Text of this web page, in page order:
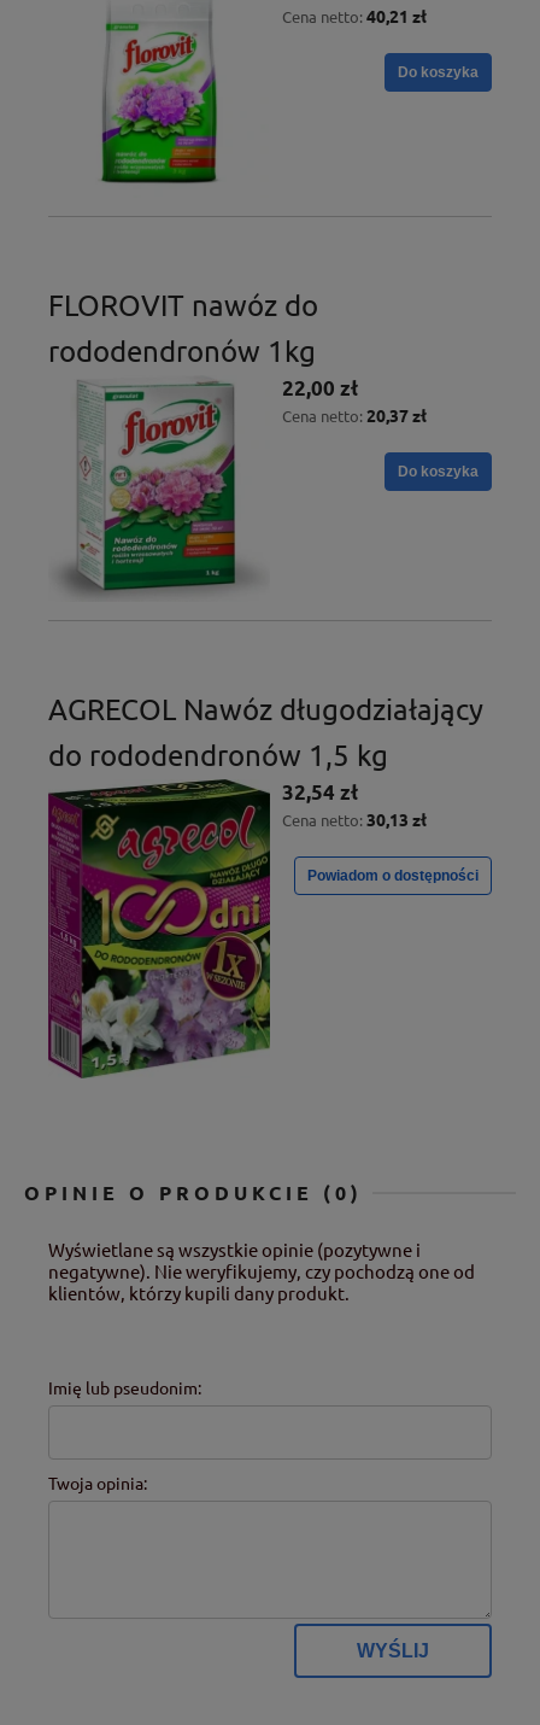
Cena netto: 40,21 zł
Do koszyka
FLOROVIT nawóz do
rododendronów 1kg
22,00 zł
Cena netto: 20,37 zł
Do koszyka
AGRECOL Nawóz długodziałający
do rododendronów 1,5 kg
32,54 zł
Cena netto: 30,13 zł
Powiadom o dostępności
OPINIE O PRODUKCIE (0)
Wyświetlane są wszystkie opinie (pozytywne i
negatywne). Nie weryfikujemy, czy pochodzą one od
klientów, którzy kupili dany produkt.
Imię lub pseudonim:
Twoja opinia:
WYŚLIJ